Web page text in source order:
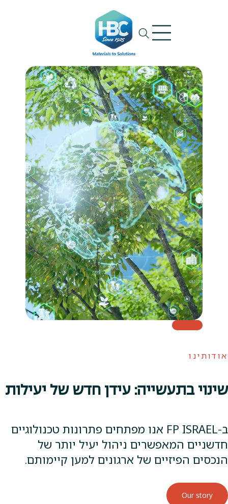
אודותינו
שינוי בתעשייה: עידן חדש של יעילות
ב-FP ISRAEL אנו מפתחים פתרונות טכנולוגיים
חדשניים המאפשרים ניהול יעיל יותר של
הנכסים הפיזיים של ארגונים למען קיימותם.
Our story